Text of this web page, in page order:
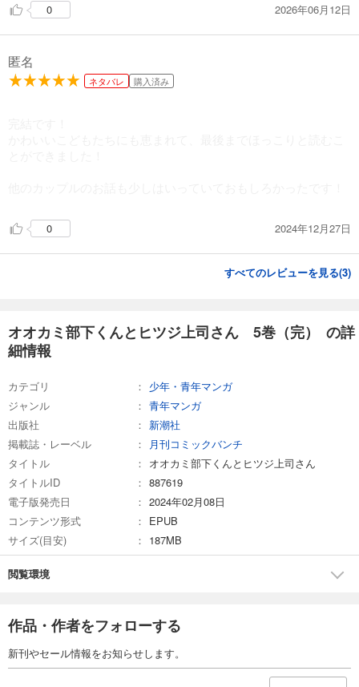
0
2026年06月12日
匿名
ネタバレ 購入済み
0 2024年12月27日
すべてのレビューを見る(3)
オオカミ部下くんとヒツジ上司さん 5巻（完） の詳
細情報
カテゴリ
少年・青年マンガ
ジャンル
青年マンガ
出版社
新潮社
掲載誌・レーベル
月刊コミックバンチ
タイトル
オオカミ部下くんとヒツジ上司さん
タイトルID
887619
電子版発売日
2024年02月08日
コンテンツ形式
EPUB
サイズ(目安)
187MB
閲覧環境
作品・作者をフォローする
新刊やセール情報をお知らせします。